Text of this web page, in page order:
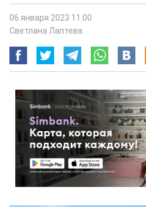
06 января 2023 11:00
Светлана Лаптева